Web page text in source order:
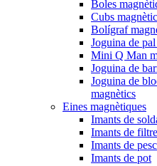
Boles
Cubs
Bolígraf
Joguina de
Mini Q Man
Joguina de
Joguina de
magnètics
Eines magnètiques
Imants de
Imants de filtre
Imants de
Imants de pot